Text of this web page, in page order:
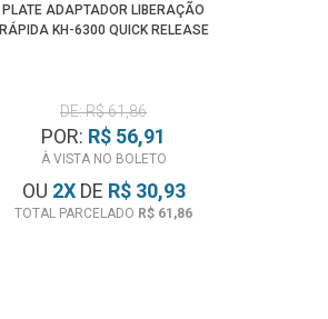
PLATE ADAPTADOR LIBERAÇÃO
RÁPIDA KH-6300 QUICK RELEASE
DE: R$ 61,86
POR: R$ 56,91
À VISTA NO BOLETO
OU 2XDE R$ 30,93
TOTAL PARCELADO R$ 61,86